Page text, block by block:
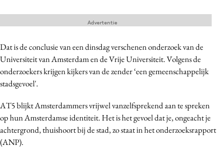
Partners
Topics
Artificial Intelligence
Bureaus
Campagnes
Carriere
Contentmarketing
Dat is de conclusie van een dinsdag verschenen onderzoek van de
Universiteit van Amsterdam en de Vrije Universiteit. Volgens de
onderzoekers krijgen kijkers van de zender ‘een gemeenschappelijk
stadsgevoel'.
AT5 blijkt Amsterdammers vrijwel vanzelfsprekend aan te spreken
op hun Amsterdamse identiteit. Het is het gevoel dat je, ongeacht je
achtergrond, thuishoort bij de stad, zo staat in het onderzoeksrapport
(ANP).
Advertentie